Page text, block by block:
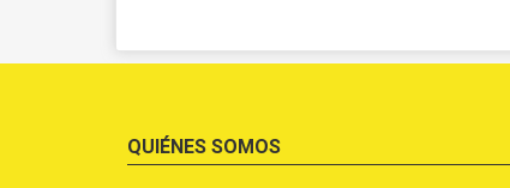
QUIÉNES SOMOS